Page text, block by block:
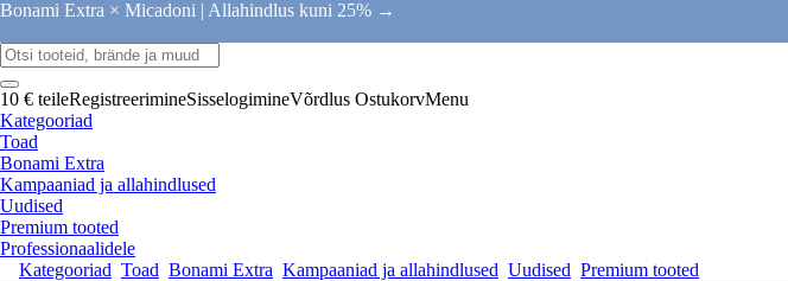
Bonami Extra × Micadoni | Allahindlus kuni 25% →
10 € teileRegistreerimineSisselogimineVõrdlus OstukorvMenu
Kategooriad
Toad
Bonami Extra
Kampaaniad ja allahindlused
Uudised
Premium tooted
Professionaalidele
Kategooriad Toad Bonami Extra Kampaaniad ja allahindlused Uudised Premium tooted